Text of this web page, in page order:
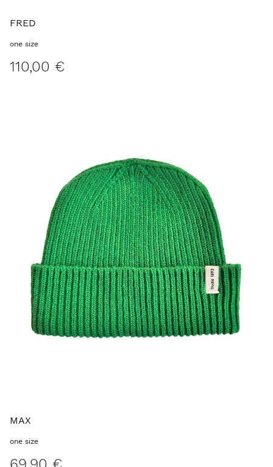
FRED
one size
110,00 €
MAX
one size